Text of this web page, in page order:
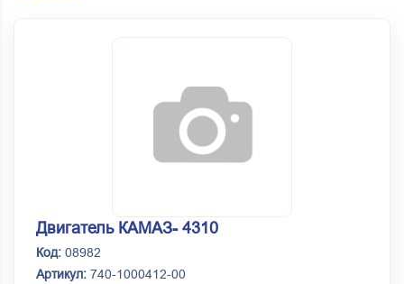
Двигатель КАМАЗ- 4310
Код: 08982
Артикул: 740-1000412-00